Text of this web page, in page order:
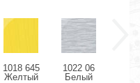
1018 645
Желтый
1022 06
Белый